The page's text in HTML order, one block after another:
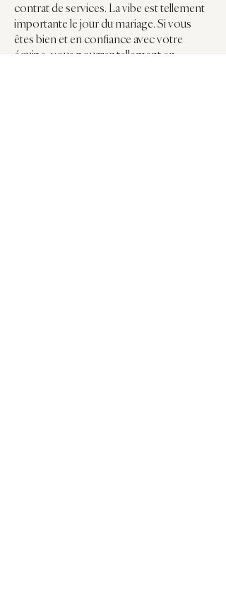
contrat de services. La vibe est tellement
importante le jour du mariage. Si vous
êtes bien et en confiance avec votre
équipe, vous pourrez tellement en